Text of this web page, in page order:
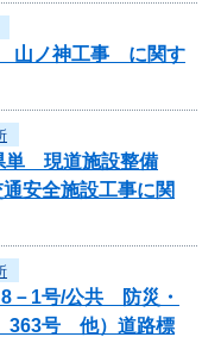
山ノ神工事 に関す
単 現道施設整備
安全施設工事に関
8－1号/公共 防災・
363号 他）道路標